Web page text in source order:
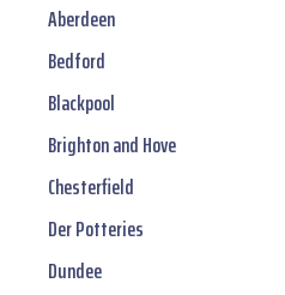
Aberdeen
Bedford
Blackpool
Brighton and Hove
Chesterfield
Der Potteries
Dundee